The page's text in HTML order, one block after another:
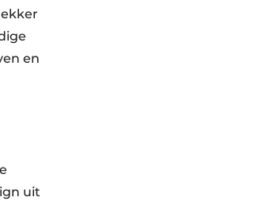
en
uit